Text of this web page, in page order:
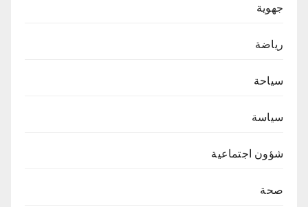
جهوية
رياضة
سياحة
سياسة
شؤون اجتماعية
صحة